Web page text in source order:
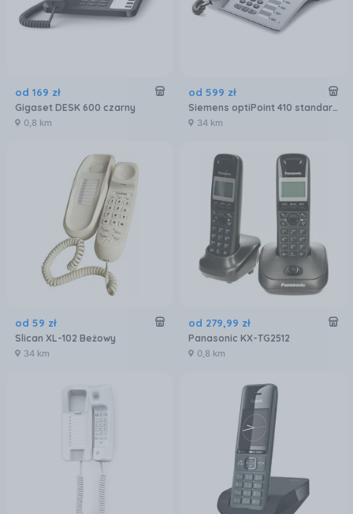
od 169 zł
Gigaset DESK 600 czarny
0,8 km
od 599 zł
Siemens optiPoint 410 standard (L30250-F600-A185)
34 km
od 59 zł
Slican XL-102 Beżowy
34 km
od 279,99 zł
Panasonic KX-TG2512
0,8 km